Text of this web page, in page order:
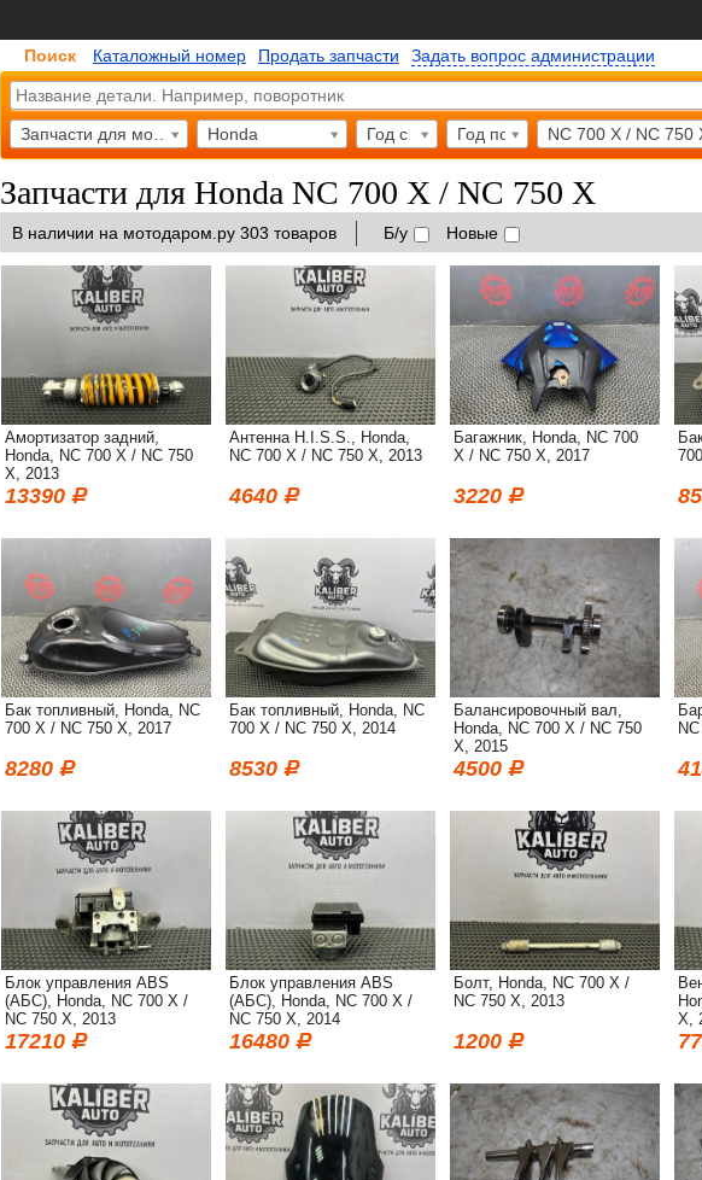
Поиск Каталожный номер Продать запчасти Задать вопрос администрации
Honda Год с Год по NC 700 X / NC 750
Запчасти для Honda NC 700 X / NC 750 X
В наличии на мотодаром.ру 303 товаров Б/у Новые
Амортизатор задний,
Honda, NC 700 X / NC 750
X, 2013
13390
Антенна H.I.S.S., Honda,
NC 700 X / NC 750 X, 2013
4640
Багажник, Honda, NC 700
X / NC 750 X, 2017
3220
Бак топливный, Honda, NC
700 X / NC 750 X, 2017
8280
Бак топливный, Honda, NC
700 X / NC 750 X, 2014
8530
Балансировочный вал,
Honda, NC 700 X / NC 750
X, 2015
4500
Блок управления ABS
(АБС), Honda, NC 700 X /
NC 750 X, 2013
17210
Блок управления ABS
(АБС), Honda, NC 700 X /
NC 750 X, 2014
16480
Болт, Honda, NC 700 X /
NC 750 X, 2013
1200
X,